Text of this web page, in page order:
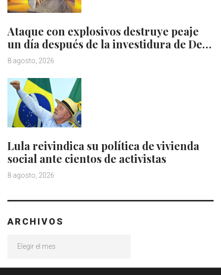
Ataque con explosivos destruye peaje
un día después de la investidura de De…
8 agosto, 2026
Lula reivindica su política de vivienda
social ante cientos de activistas
8 agosto, 2026
ARCHIVOS